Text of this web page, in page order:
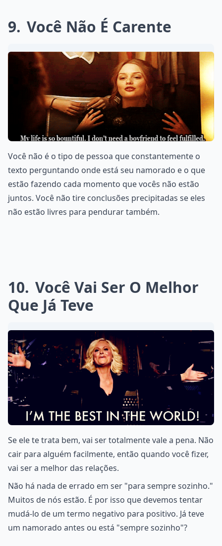
9 Você Não É Carente
Você não é o tipo de pessoa que constantemente o
texto perguntando onde está seu namorado e o que
estão fazendo cada momento que vocês não estão
juntos. Você não tire conclusões precipitadas se eles
não estão livres para pendurar também.
10 Você Vai Ser O Melhor
Que Já Teve
Se ele te trata bem, vai ser totalmente vale a pena. Não
cair para alguém facilmente, então quando você fizer,
vai ser a melhor das relações.
Não há nada de errado em ser "para sempre sozinho."
Muitos de nós estão. É por isso que devemos tentar
mudá-lo de um termo negativo para positivo. Já teve
um namorado antes ou está "sempre sozinho"?